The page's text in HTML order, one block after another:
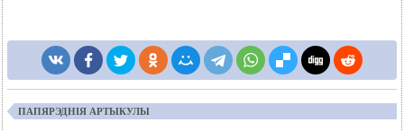
ПАПЯРЭДНІЯ АРТЫКУЛЫ